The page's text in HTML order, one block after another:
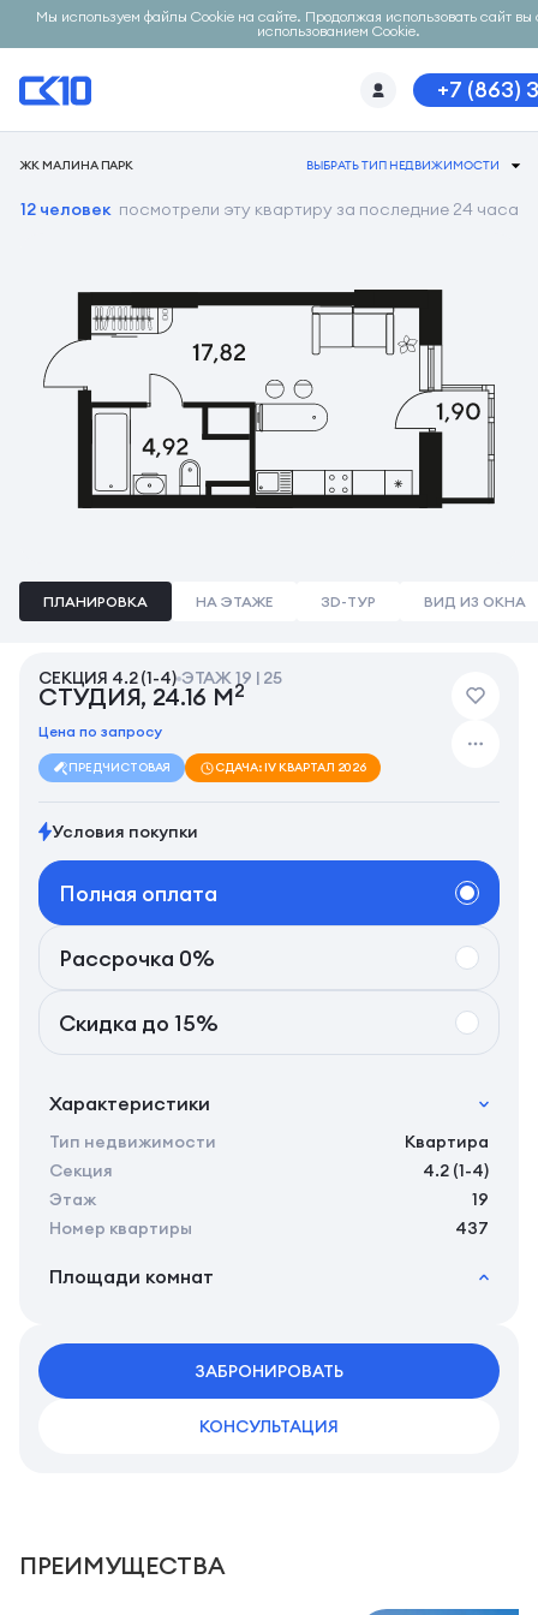
Мы используем файлы Cookie на сайте. Продолжая использовать сайт вы
использованием Cookie.
+7 (863)
ЖК МАЛИНА ПАРК ВЫБРАТЬ ТИП НЕДВИЖИМОСТИ
12 человек посмотрели эту квартиру за последние 24 часа
ПЛАНИРОВКА НА ЭТАЖЕ 3D-ТУР ВИД ИЗ ОКНА
СЕКЦИЯ 4.2 (1-4) ЭТАЖ 19 | 25
СТУДИЯ, 24.16 М2
Цена по запросу
ПРЕДЧИСТОВАЯ СДАЧА: IV КВАРТАЛ 2026
Условия покупки
Полная оплата
Рассрочка 0%
Скидка до 15%
Характеристики
Тип недвижимости
Квартира
Секция
4.2 (1-4)
Этаж
19
Номер квартиры
437
Площади комнат
Жилая площадь 22.26 м
ЗАБРОНИРОВАТЬ
КОНСУЛЬТАЦИЯ
ПРЕИМУЩЕСТВА